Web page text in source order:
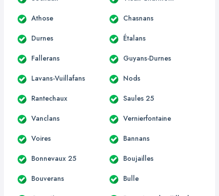
Athose Chasnans
Durnes Étalans
Fallerans Guyans-Durnes
Lavans-Vuillafans Nods
Rantechaux Saules 25
Vanclans Vernierfontaine
Voires Bannans
Bonnevaux 25 Boujailles
Bouverans Bulle